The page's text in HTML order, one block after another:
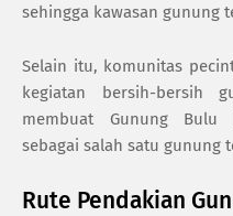
sehingga kawasan gunung
Selain itu, komunitas
kegiatan bersih-bersih
membuat Gunung Bulu
sebagai salah satu gunung
Rute Pendakian